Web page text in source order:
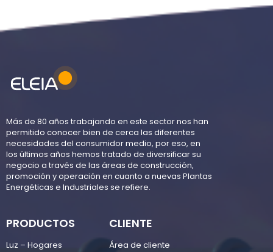
Más de 80 años trabajando en este sector nos han
permitido conocer bien de cerca las diferentes
necesidades del consumidor medio, por eso, en
los últimos años hemos tratado de diversificar su
negocio a través de las áreas de construcción,
promoción y operación en cuanto a nuevas Plantas
Energéticas e Industriales se refiere.
PRODUCTOS
Luz – Hogares
CLIENTE
Área de cliente